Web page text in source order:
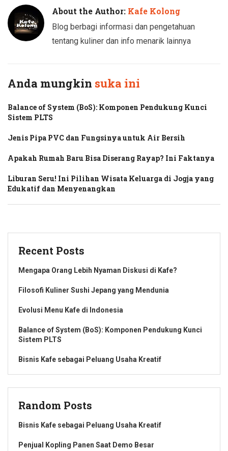
About the Author: Kafe Kolong
Blog berbagi informasi dan pengetahuan
tentang kuliner dan info menarik lainnya
Anda mungkin suka ini
Balance of System (BoS): Komponen Pendukung Kunci
Sistem PLTS
Jenis Pipa PVC dan Fungsinya untuk Air Bersih
Apakah Rumah Baru Bisa Diserang Rayap? Ini Faktanya
Liburan Seru! Ini Pilihan Wisata Keluarga di Jogja yang
Edukatif dan Menyenangkan
Recent Posts
Mengapa Orang Lebih Nyaman Diskusi di Kafe?
Filosofi Kuliner Sushi Jepang yang Mendunia
Evolusi Menu Kafe di Indonesia
Balance of System (BoS): Komponen Pendukung Kunci
Sistem PLTS
Bisnis Kafe sebagai Peluang Usaha Kreatif
Random Posts
Bisnis Kafe sebagai Peluang Usaha Kreatif
Penjual Kopling Panen Saat Demo Besar